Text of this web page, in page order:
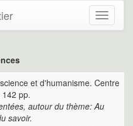
Toggle
et d'humanisme. Centre
pp.
autour du thème: Au
savoir.